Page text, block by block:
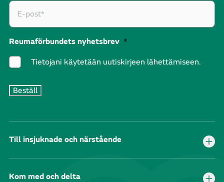
Reumaförbundets nyhetsbrev *
Tietojani käytetään uutiskirjeen lähettämiseen.
Till insjuknade och närstående
Kom med och delta